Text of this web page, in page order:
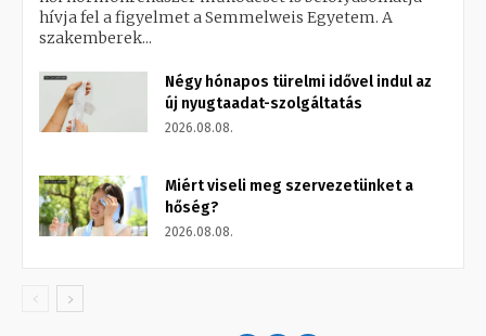
hívja fel a figyelmet a Semmelweis Egyetem. A
szakemberek...
Négy hónapos türelmi idővel indul az
új nyugtaadat-szolgáltatás
2026.08.08.
Miért viseli meg szervezetünket a
hőség?
2026.08.08.